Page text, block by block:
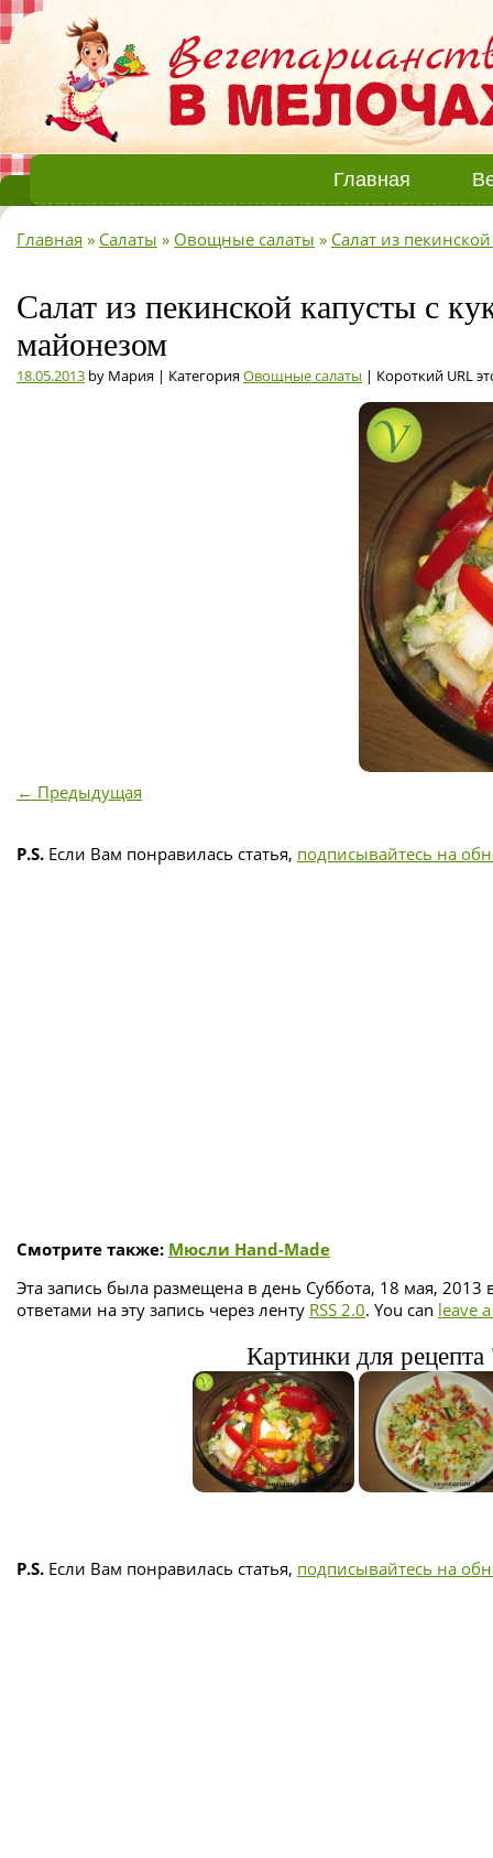
Главная
Главная » Салаты » Овощные салаты » Салат из
Салат из пекинской капусты с
майонезом
18.05.2013 by Мария | КатегорияОвощные салаты | Короткий URL
← Предыдущая
P.S. Если Вам понравилась статья, подписывайтесь на
Смотрите также: Мюсли Hand-Made
Эта запись была размещена в день Суббота, 18 мая, 2013
ответами на эту запись через ленту RSS 2.0. You can leave
Картинки для
P.S. Если Вам понравилась статья, подписывайтесь на